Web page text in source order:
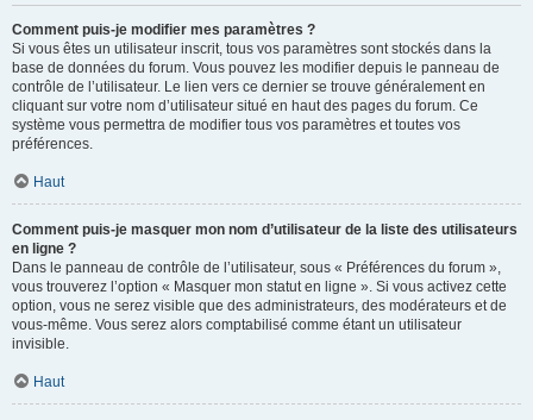
Comment puis-je modifier mes paramètres ?
Si vous êtes un utilisateur inscrit, tous vos paramètres sont stockés dans la
base de données du forum. Vous pouvez les modifier depuis le panneau de
contrôle de l’utilisateur. Le lien vers ce dernier se trouve généralement en
cliquant sur votre nom d’utilisateur situé en haut des pages du forum. Ce
système vous permettra de modifier tous vos paramètres et toutes vos
préférences.
Haut
Comment puis-je masquer mon nom d’utilisateur de la liste des utilisateurs
en ligne ?
Dans le panneau de contrôle de l’utilisateur, sous « Préférences du forum »,
vous trouverez l’option « Masquer mon statut en ligne ». Si vous activez cette
option, vous ne serez visible que des administrateurs, des modérateurs et de
vous-même. Vous serez alors comptabilisé comme étant un utilisateur
invisible.
Haut